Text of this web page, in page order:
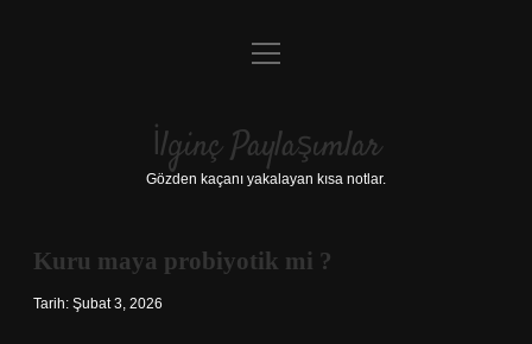
Anasayfa
Yasal Uyarı
menüyü
İlginç Paylaşımlar
Gözden kaçanı yakalayan kısa notlar.
Kuru maya probiyotik mi ?
Tarih: Şubat 3, 2026